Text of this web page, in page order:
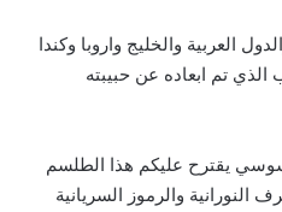
العربية والخليج واروبا وكندا
تم ابعاده عن حبيبته
يقترح عليكم هذا الطلسم
والرموز السريانية